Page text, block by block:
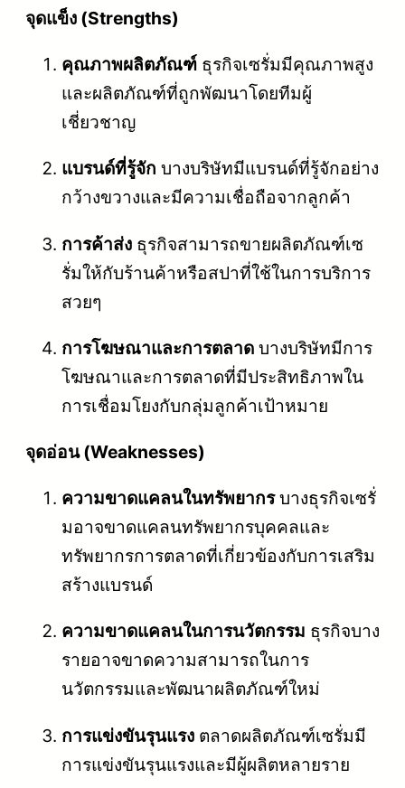
จุดแข็ง (Strengths)
คุณภาพผลิตภัณฑ์ ธุรกิจเซรั่มมีคุณภาพสูง
และผลิตภัณฑ์ที่ถูกพัฒนาโดยทีมผู้
เชี่ยวชาญ
แบรนด์ที่รู้จัก บางบริษัทมีแบรนด์ที่รู้จักอย่าง
กว้างขวางและมีความเชื่อถือจากลูกค้า
การค้าส่ง ธุรกิจสามารถขายผลิตภัณฑ์เซ
รั่มให้กับร้านค้าหรือสปาที่ใช้ในการบริการ
สวยๆ
การโฆษณาและการตลาด บางบริษัทมีการ
โฆษณาและการตลาดที่มีประสิทธิภาพใน
การเชื่อมโยงกับกลุ่มลูกค้าเป้าหมาย
จุดอ่อน (Weaknesses)
ความขาดแคลนในทรัพยากรบางธุรกิจเซรั่
มอาจขาดแคลนทรัพยากรบุคคลและ
ทรัพยากรการตลาดที่เกี่ยวข้องกับการเสริม
สร้างแบรนด์
ความขาดแคลนในการนวัตกรรม ธุรกิจบาง
รายอาจขาดความสามารถในการ
นวัตกรรมและพัฒนาผลิตภัณฑ์ใหม่
การแข่งขันรุนแรง ตลาดผลิตภัณฑ์เซรั่มมี
การแข่งขันรุนแรงและมีผู้ผลิตหลายราย